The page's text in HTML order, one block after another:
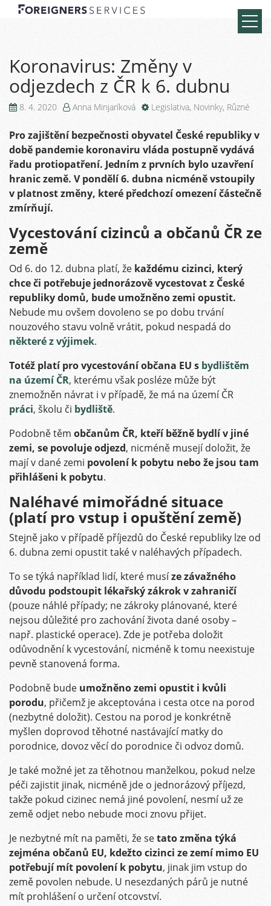
Koronavirus: Změny v
odjezdech z ČR k 6. dubnu
8. 4. 2020 Anna Minjaríková Legislativa, Novinky, Různé
Pro zajištění bezpečnosti obyvatel České republiky v
době pandemie koronaviru vláda postupně vydává
řadu protiopatření. Jedním z prvních bylo uzavření
hranic země. V pondělí 6. dubna nicméně vstoupily
v platnost změny, které předchozí omezení částečně
zmírňují.
Vycestování cizinců a občanů ČR ze
země
Od 6. do 12. dubna platí, že každému cizinci, který
chce či potřebuje jednorázově vycestovat z České
republiky domů, bude umožněno zemi opustit.
Nebude mu ovšem dovoleno se po dobu trvání
nouzového stavu volně vrátit, pokud nespadá do
některé z výjimek.
Totéž platí pro vycestování občana EU s bydlištěm
na území ČR, kterému však posléze může být
znemožněn návrat i v případě, že má na území ČR
práci, školu či bydliště.
Podobně těm občanům ČR, kteří běžně bydlí v jiné
zemi, se povoluje odjezd, nicméně musejí doložit, že
mají v dané zemi povolení k pobytu nebo že jsou tam
přihlášeni k pobytu.
Naléhavé mimořádné situace
(platí pro vstup i opuštění země)
Stejně jako v případě příjezdů do České republiky lze od
6. dubna zemi opustit také v naléhavých případech.
To se týká například lidí, které musíze závažného
důvodu podstoupit lékařský zákrok v zahraničí
(pouze náhlé případy; ne zákroky plánované, které
nejsou důležité pro zachování života dané osoby –
např. plastické operace). Zde je potřeba doložit
odůvodnění k vycestování, nicméně k tomu neexistuje
pevně stanovená forma.
Podobně bude umožněno zemi opustit i kvůli
porodu, přičemž je akceptována i cesta otce na porod
(nezbytné doložit). Cestou na porod je konkrétně
myšlen doprovod těhotné nastávající matky do
porodnice, dovoz věcí do porodnice či odvoz domů.
Je také možné jet za těhotnou manželkou, pokud nelze
péči zajistit jinak, nicméně jde o jednorázový příjezd,
takže pokud cizinec nemá jiné povolení, nesmí už ze
země odjet nebo nebude moci znovu přijet.
Je nezbytné mít na paměti, že setato změna týká
zejména občanů EU, kdežto cizinci ze zemí mimo EU
potřebují mít povolení k pobytu, jinak jim vstup do
země povolen nebude. U nesezdaných párů je nutné
mít prohlášení o určení otcovství.